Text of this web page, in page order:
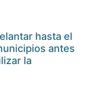
hasta el
antes
la